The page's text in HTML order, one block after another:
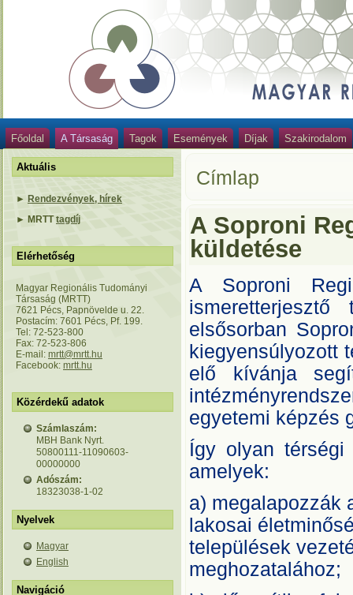
Főoldal A Társaság Tagok Események Díjak Szakirodalom
Aktuális
► Rendezvények, hírek
► MRTTtagdíj
Elérhetőség
Magyar Regionális Tudományi
Társaság (MRTT)
7621 Pécs, Papnövelde u. 22.
Postacím: 7601 Pécs, Pf. 199.
Tel: 72-523-800
Fax: 72-523-806
E-mail: mrtt@mrtt.hu
Facebook: mrtt.hu
Közérdekű adatok
Számlaszám:
MBH Bank Nyrt.
50800111-11090603-
00000000
Adószám:
18323038-1-02
Nyelvek
Magyar
English
Navigáció
Címlap
A Soproni
küldetése
A Soproni
elsősorban
kiegyensúlyozott
elő kívánja
egyetemi képzés
Így olyan
amelyek:
a) megalapozzák
lakosai
települések
meghozatalához;